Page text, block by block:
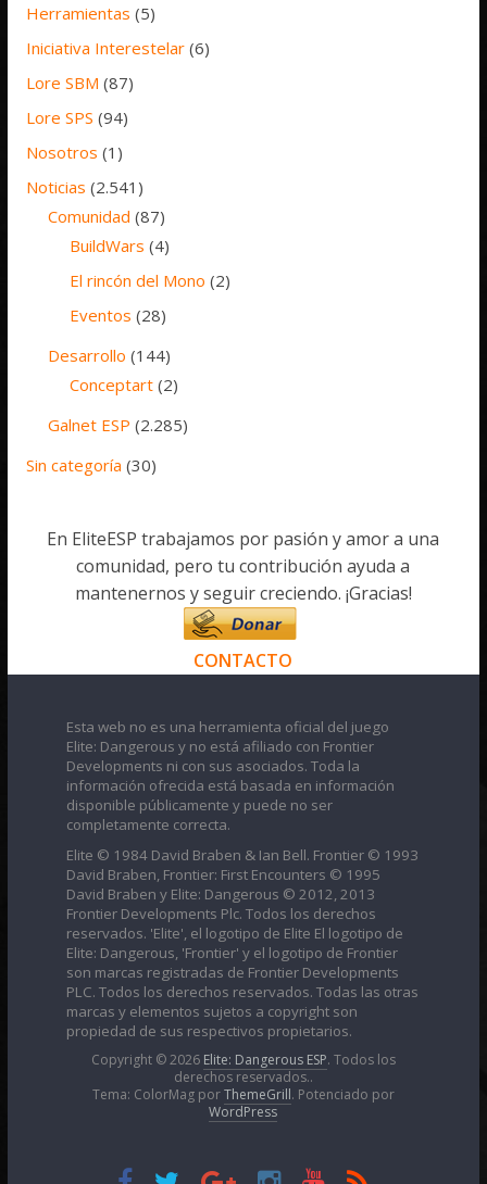
Herramientas (5)
Iniciativa Interestelar (6)
Lore SBM (87)
Lore SPS (94)
Nosotros (1)
Noticias (2.541)
Comunidad (87)
BuildWars (4)
El rincón del Mono (2)
Eventos (28)
Desarrollo (144)
Conceptart (2)
Galnet ESP (2.285)
Sin categoría (30)
En EliteESP trabajamos por pasión y amor a una
comunidad, pero tu contribución ayuda a
mantenernos y seguir creciendo. ¡Gracias!
CONTACTO
Esta web no es una herramienta oficial del juego
Elite: Dangerous y no está afiliado con Frontier
Developments ni con sus asociados. Toda la
información ofrecida está basada en información
disponible públicamente y puede no ser
completamente correcta.
Elite © 1984 David Braben & Ian Bell. Frontier © 1993
David Braben, Frontier: First Encounters © 1995
David Braben y Elite: Dangerous © 2012, 2013
Frontier Developments Plc. Todos los derechos
reservados. 'Elite', el logotipo de Elite El logotipo de
Elite: Dangerous, 'Frontier' y el logotipo de Frontier
son marcas registradas de Frontier Developments
PLC. Todos los derechos reservados. Todas las otras
marcas y elementos sujetos a copyright son
propiedad de sus respectivos propietarios.
Copyright © 2026 Elite: Dangerous ESP. Todos los
derechos reservados..
Tema: ColorMag porThemeGrill. Potenciado por
WordPress